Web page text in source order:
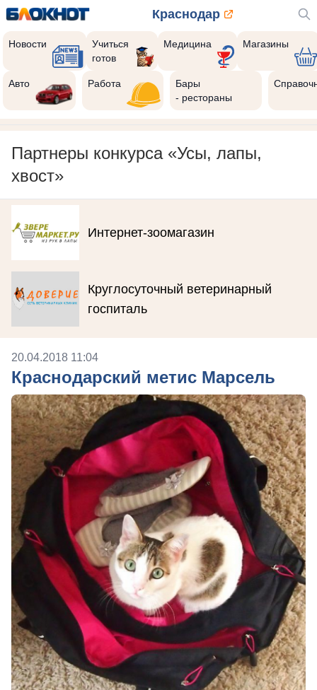
Краснодар
Новости
Учиться
готов
Медицина Магазины
Авто Работа
Бары
- рестораны
Партнеры конкурса «Усы, лапы,
хвост»
Интернет-зоомагазин
Круглосуточный ветеринарный
госпиталь
20.04.2018 11:04
Краснодарский метис Марсель